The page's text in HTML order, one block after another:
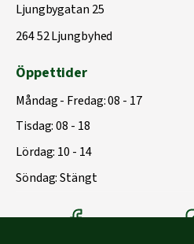
Ljungbygatan 25
264 52 Ljungbyhed
Öppettider
Måndag - Fredag: 08 - 17
Tisdag: 08 - 18
Lördag: 10 - 14
Söndag: Stängt